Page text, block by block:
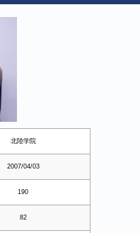
北陸学院
2007/04/03
190
82